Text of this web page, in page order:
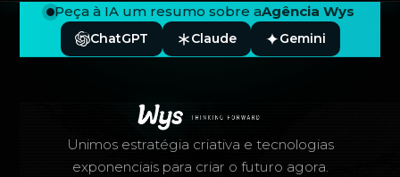
Peça à IA um resumo sobre aAgência Wys
ChatGPT Claude Gemini
Unimos estratégia criativa e tecnologias
exponenciais para criar o futuro agora.